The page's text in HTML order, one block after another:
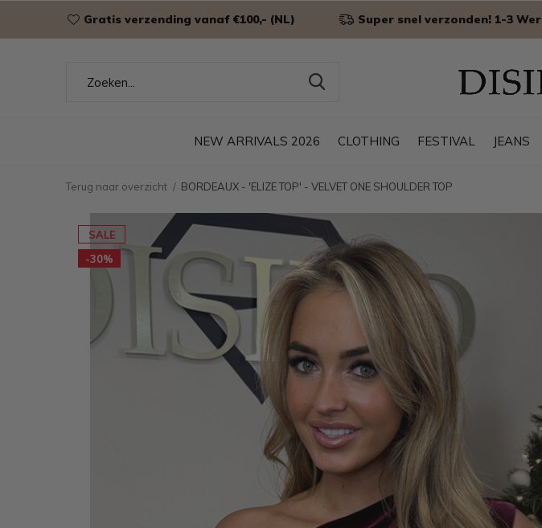
NEW ARRIVALS 2026 CLOTHING FESTIVAL JEANS
Gratis verzending vanaf €100,- (NL) Super snel verzonden! 1-3
Terug naar overzicht BORDEAUX - 'ELIZE TOP' - VELVET ONE SHOULDER TOP
SALE
-30%